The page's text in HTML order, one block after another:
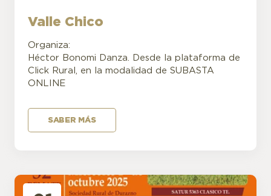
Valle Chico
Organiza:
Héctor Bonomi Danza. Desde la plataforma de
Click Rural, en la modalidad de SUBASTA
ONLINE
SABER MÁS